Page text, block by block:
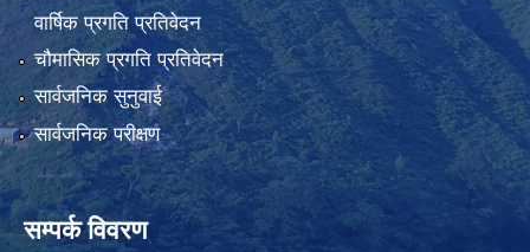
वार्षिक प्रगति प्रतिवेदन
चौमासिक प्रगति प्रतिवेदन
सार्वजनिक सुनुवाई
सार्वजनिक परीक्षण
सम्पर्क विवरण